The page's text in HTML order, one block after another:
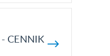
CENNIK